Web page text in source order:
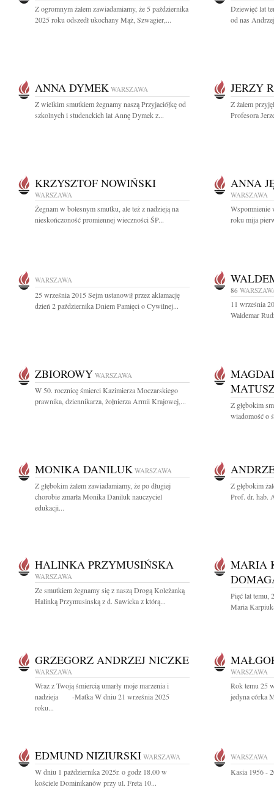
Z ogromnym żalem zawiadamiamy, że 5 października
2025 roku odszedł ukochany Mąż, Szwagier,...
Dziewięć lat
od nas
ANNA DYMEK WARSZAWA
Z wielkim smutkiem żegnamy naszą Przyjaciółkę od
szkolnych i studenckich lat Annę Dymek z...
JERZY
Z żalem
Profesora
KRZYSZTOF NOWIŃSKI
WARSZAWA
Żegnam w bolesnym smutku, ale też z nadzieją na
nieskończoność promiennej wieczności ŚP...
ANNA
WARSZAWA
Wspomnienie
roku mija
WARSZAWA
25 września 2015 Sejm ustanowił przez aklamację
dzień 2 października Dniem Pamięci o Cywilnej...
86
11 września
Waldemar
ZBIOROWY WARSZAWA
W 50. rocznicę śmierci Kazimierza Moczarskiego
prawnika, dziennikarza, żołnierza Armii Krajowej,...
Z głębokim
wiadomość o
MONIKA DANILUK WARSZAWA
Z głębokim żalem zawiadamiamy, że po długiej
chorobie zmarła Monika Daniluk nauczyciel
edukacji...
Z głębokim
Prof. dr. hab.
HALINKA PRZYMUSIŃSKA
WARSZAWA
Ze smutkiem żegnamy się z naszą Drogą Koleżanką
Halinką Przymusinską z d. Sawicka z którą...
MARIA
Pięć lat temu,
Maria
GRZEGORZ ANDRZEJ NICZKE
WARSZAWA
Wraz z Twoją śmiercią umarły moje marzenia i
nadzieja -Matka W dniu 21 września 2025
roku...
WARSZAWA
Rok temu 25
jedyna córka
EDMUND NIZIURSKI WARSZAWA
W dniu 1 października 2025r. o godz 18.00 w
kościele Dominikanów przy ul. Freta 10...
WARSZAWA
Kasia 1956 -